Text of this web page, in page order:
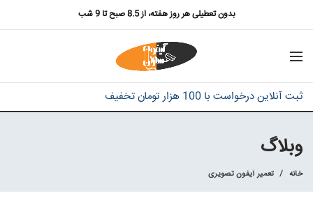
بدون تعطیلی هر روز هفته، از 8.5 صبح تا 9 شب
ثبت آنلاین درخواست با 100 هزار تومان تخفیف
وبلاگ
خانه تعمیر آیفون تصویری